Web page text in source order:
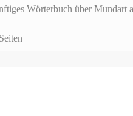
Wörterbuch über Mundart